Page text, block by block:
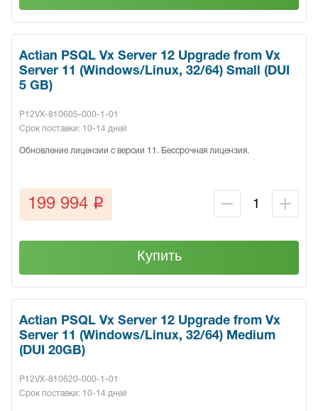
Actian PSQL Vx Server 12 Upgrade from Vx
Server 11 (Windows/Linux, 32/64) Small (DUI
5 GB)
P12VX-810605-000-1-01
Срок поставки: 10-14 дней
Обновление лицензии с версии 11. Бессрочная лицензия.
199 994 q
Купить
Actian PSQL Vx Server 12 Upgrade from Vx
Server 11 (Windows/Linux, 32/64) Medium
(DUI 20GB)
P12VX-810620-000-1-01
Срок поставки: 10-14 дней